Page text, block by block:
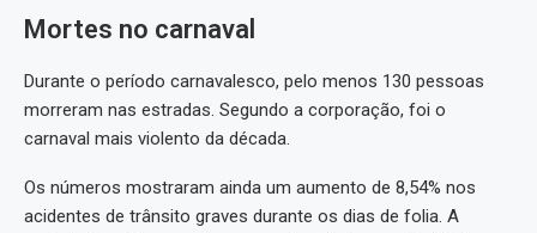
Mortes no carnaval
Durante o período carnavalesco, pelo menos 130 pessoas
morreram nas estradas. Segundo a corporação, foi o
carnaval mais violento da década.
Os números mostraram ainda um aumento de 8,54% nos
acidentes de trânsito graves durante os dias de folia. A